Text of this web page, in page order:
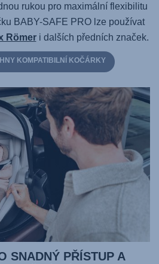
rukou pro maximální flexibilitu
BABY-SAFE PRO lze používat
Römeri dalších předních značek.
KOMPATIBILNÍ KOČÁRKY
SNADNÝ PŘÍSTUP A